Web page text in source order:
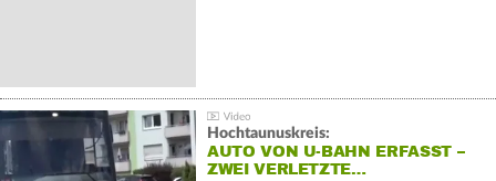
Hochtaunuskreis:
AUTO VON U-BAHN ERFASST –
ZWEI VERLETZTE…